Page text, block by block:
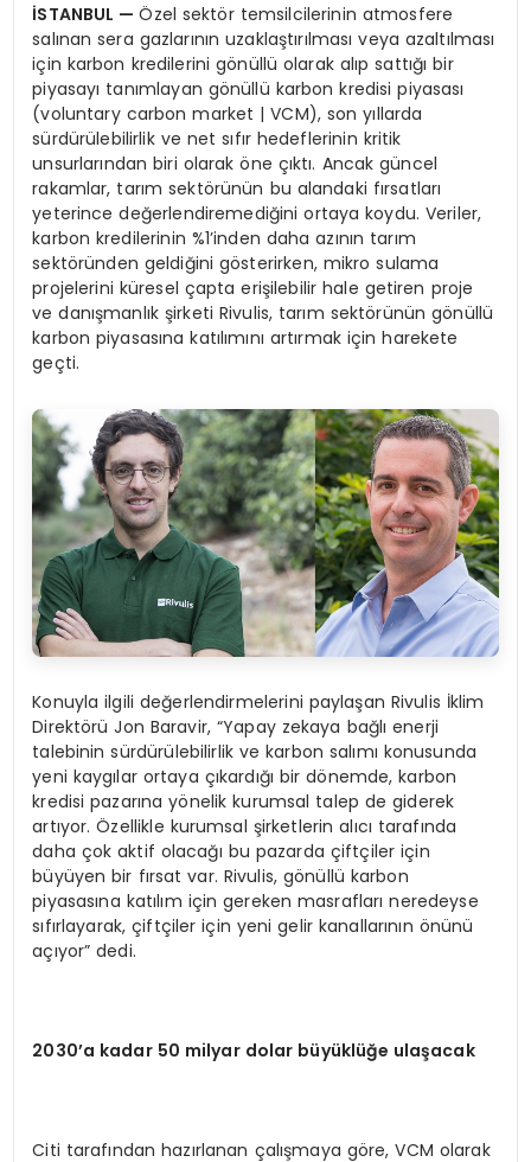
İSTANBUL —Özel sektör temsilcilerinin atmosfere
salınan sera gazlarının uzaklaştırılması veya azaltılması
için karbon kredilerini gönüllü olarak alıp sattığı bir
piyasayı tanımlayan gönüllü karbon kredisi piyasası
(voluntary carbon market | VCM), son yıllarda
sürdürülebilirlik ve net sıfır hedeflerinin kritik
unsurlarından biri olarak öne çıktı. Ancak güncel
rakamlar, tarım sektörünün bu alandaki fırsatları
yeterince değerlendiremediğini ortaya koydu. Veriler,
karbon kredilerinin %1’inden daha azının tarım
sektöründen geldiğini gösterirken, mikro sulama
projelerini küresel çapta erişilebilir hale getiren proje
ve danışmanlık şirketi Rivulis, tarım sektörünün gönüllü
karbon piyasasına katılımını artırmak için harekete
geçti.
Konuyla ilgili değerlendirmelerini paylaşan Rivulis İklim
Direktörü Jon Baravir, “Yapay zekaya bağlı enerji
talebinin sürdürülebilirlik ve karbon salımı konusunda
yeni kaygılar ortaya çıkardığı bir dönemde, karbon
kredisi pazarına yönelik kurumsal talep de giderek
artıyor. Özellikle kurumsal şirketlerin alıcı tarafında
daha çok aktif olacağı bu pazarda çiftçiler için
büyüyen bir fırsat var. Rivulis, gönüllü karbon
piyasasına katılım için gereken masrafları neredeyse
sıfırlayarak, çiftçiler için yeni gelir kanallarının önünü
açıyor” dedi.
2030’a kadar 50 milyar dolar büyüklüğe ulaşacak
Citi tarafından hazırlanan çalışmaya göre, VCM olarak